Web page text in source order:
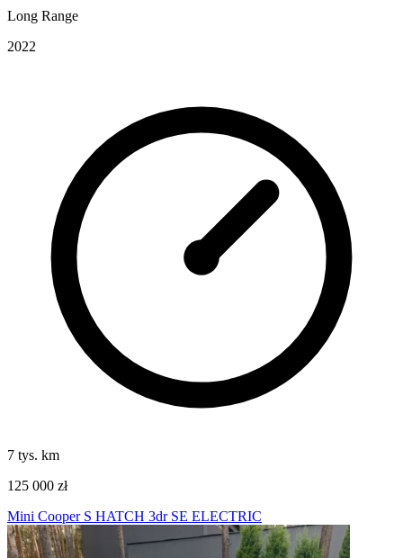
Long Range
2022
7 tys. km
125 000 zł
Mini Cooper S HATCH 3dr SE ELECTRIC